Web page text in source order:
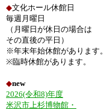
◆文化ホール休館日
毎週月曜日
（月曜日が休日の場合は
その直後の平日）
※年末年始休館があります。
※臨時休館があります。
◆new
2026(令和8)年度
米沢市上杉博物館・